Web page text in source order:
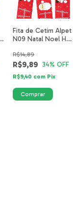
Fita de Cetim Alpet
N09 Natal Noel H
4719-16-40mm
R$9,89
R$14,89
34% OFF
R$9,40 com Pix